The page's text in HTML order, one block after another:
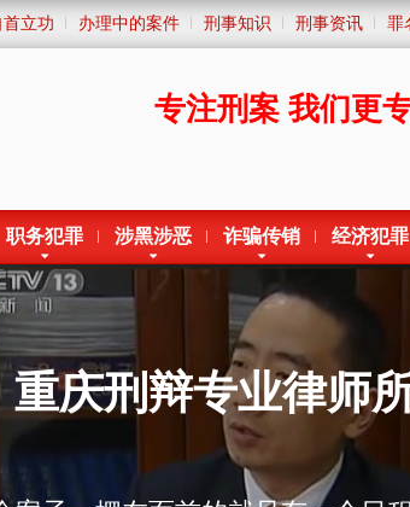
首立功 办理中的案件 刑事知识 刑事资讯 罪
专注刑案 我们更
职务犯罪 涉黑涉恶 诈骗传销 经济犯罪
案子，摆在面前的就只有一个
合法的手段把委托人解救出来，